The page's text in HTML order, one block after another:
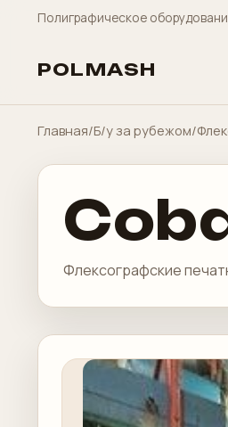
Полиграфическое
POLMASH
Главная/Б/у за рубежом/
Флексографские